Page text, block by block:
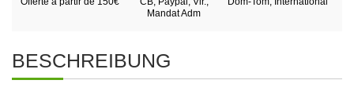
Mandat Adm
BESCHREIBUNG